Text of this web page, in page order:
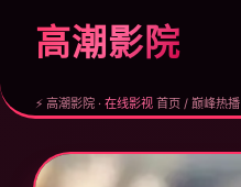
高潮影院
⚡ 高潮影院 · 在线影视 首页 / 巅峰热播